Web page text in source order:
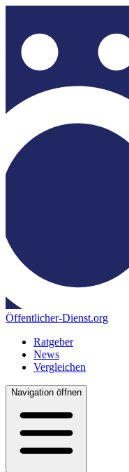
Öffentlicher-Dienst.org
Ratgeber
News
Vergleichen
Navigation öffnen